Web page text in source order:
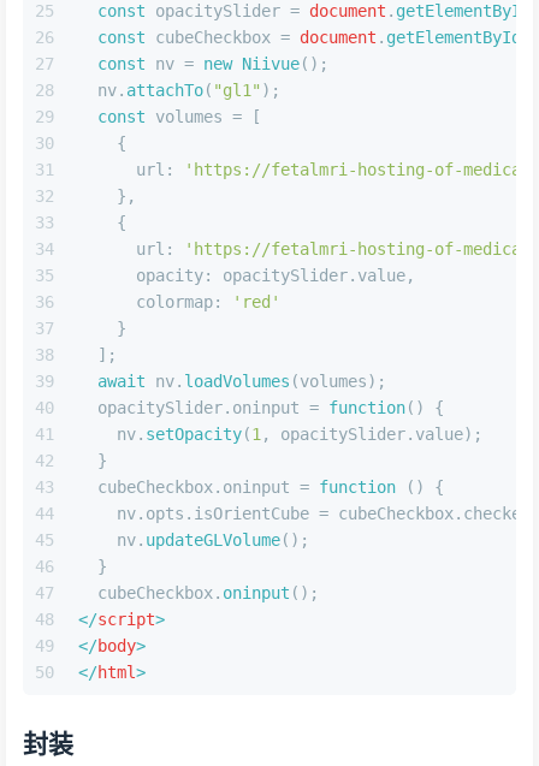
25
26
27
28
29
30
31
32
33
34
35
36
37
38
39
40
41
42
43
44
45
46
47
48
49
50
const opacitySlider = document . getElementById
const cubeCheckbox = document . getElementById
const nv = new Niivue();
  nv.
attachTo( "gl1" );
const volumes = [
    {
url :
'https://fetalmri-hosting-of-medical-
    },
    {
url :
'https://fetalmri-hosting-of-
opacity: opacitySlider. value,
colormap:
'red'
    }
  ];
await nv. loadVolumes (volumes);
  opacitySlider.
oninput = function( ) {
    nv.
setOpacity(1 , opacitySlider. value);
  }
  cubeCheckbox.
oninput = function ( ) {
    nv.
opts . isOrientCube = cubeCheckbox. checked
    nv.
updateGLVolume();
  }
  cubeCheckbox.
oninput ();
</script>
</body>
</html>
封装